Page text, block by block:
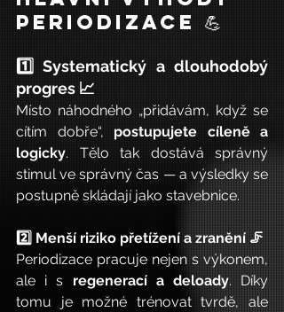
periodizace 💪
1️⃣ Systematický a dlouhodobý
progres 📈
Místo náhodného „přidávám, když se
cítím dobře“, postupujete cíleně a
logicky. Tělo tak dostává správný
stimul ve správný čas — a výsledky se
postupně skládají jako stavebnice.
2️⃣ Menší riziko přetížení a zranění 🦵
Periodizace pracuje nejen s výkonem,
ale i s regenerací a deloady. Díky
tomu je možné trénovat tvrdě, ale